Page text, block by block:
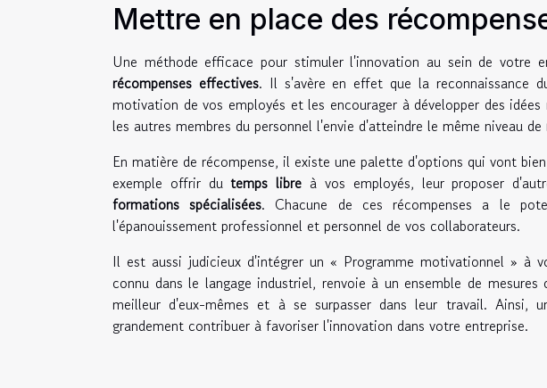
Mettre en place des
Une méthode efficace pour stimuler l'innovation au sein de votre
récompenses effectives. Il s'avère en effet que la reconnaissance
motivation de vos employés et les encourager à développer des
les autres membres du personnel l'envie d'atteindre le même niveau de
En matière de récompense, il existe une palette d'options qui vont
exemple offrir dutemps libre à vos employés, leur proposer
formations spécialisées. Chacune de ces récompenses a le
l'épanouissement professionnel et personnel de vos collaborateurs.
Il est aussi judicieux d'intégrer un « Programme motivationnel » à
connu dans le langage industriel, renvoie à un ensemble de
meilleur d'eux-mêmes et à se surpasser dans leur travail. Ainsi,
grandement contribuer à favoriser l'innovation dans votre entreprise.